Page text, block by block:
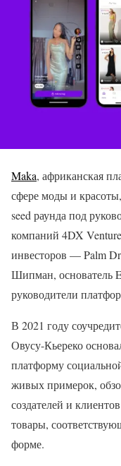
Maka, африканская
сфере моды и
seed раунда под
компаний 4DX
инвесторов — Palm
Шипман, основатель
руководители
В 2021 году
Овусу-Кьереко
платформу
живых примерок,
создателей и
товары,
форме.